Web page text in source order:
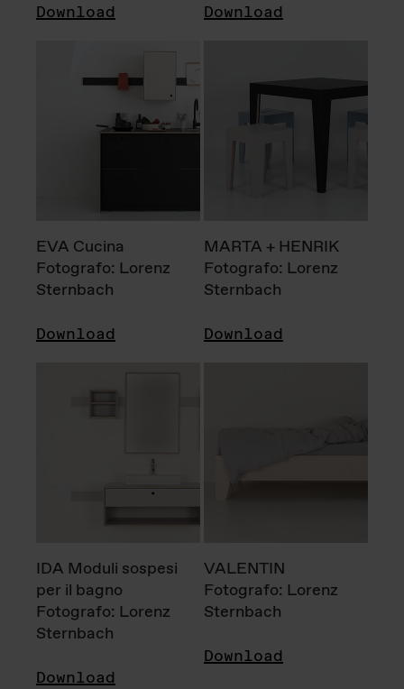
Download Download
EVA Cucina
Fotografo: Lorenz
Sternbach
Download
MARTA + HENRIK
Fotografo: Lorenz
Sternbach
Download
IDA Moduli sospesi
per il bagno
Fotografo: Lorenz
Sternbach
Download
VALENTIN
Fotografo: Lorenz
Sternbach
Download